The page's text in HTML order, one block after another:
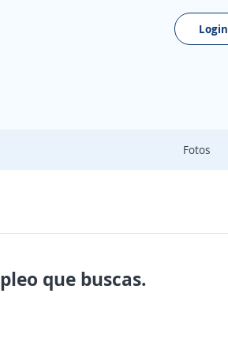
Login
Fotos
que buscas.